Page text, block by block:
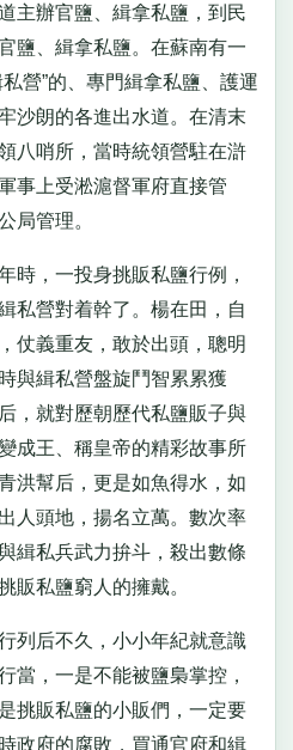
辦官鹽、緝拿私鹽，到民
鹽、緝拿私鹽。在蘇南有一
營”的、專門緝拿私鹽、護運
沙朗的各進出水道。在清末
八哨所，當時統領營駐在滸
事上受淞滬督軍府直接管
局管理。
，一投身挑販私鹽行例，
私營對着幹了。楊在田，自
仗義重友，敢於出頭，聰明
與緝私營盤旋鬥智累累獲
，就對歷朝歷代私鹽販子與
成王、稱皇帝的精彩故事所
洪幫后，更是如魚得水，如
人頭地，揚名立萬。數次率
緝私兵武力拚斗，殺出數條
販私鹽窮人的擁戴。
后不久，小小年紀就意識
當，一是不能被鹽梟掌控，
挑販私鹽的小販們，一定要
政府的腐敗，買通官府和緝